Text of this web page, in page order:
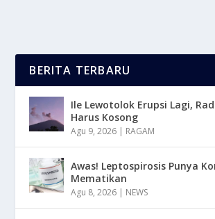
BERITA TERBARU
Ile Lewotolok Erupsi Lagi,
Harus Kosong
Agu 9, 2026 | RAGAM
Awas! Leptospirosis Punya
Mematikan
Agu 8, 2026 | NEWS